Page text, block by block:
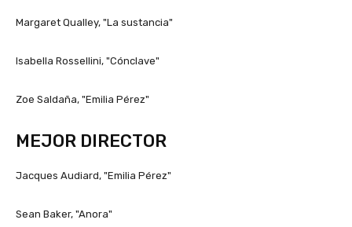
Margaret Qualley, "La sustancia"
Isabella Rossellini, "Cónclave"
Zoe Saldaña, "Emilia Pérez"
MEJOR DIRECTOR
Jacques Audiard, "Emilia Pérez"
Sean Baker, "Anora"